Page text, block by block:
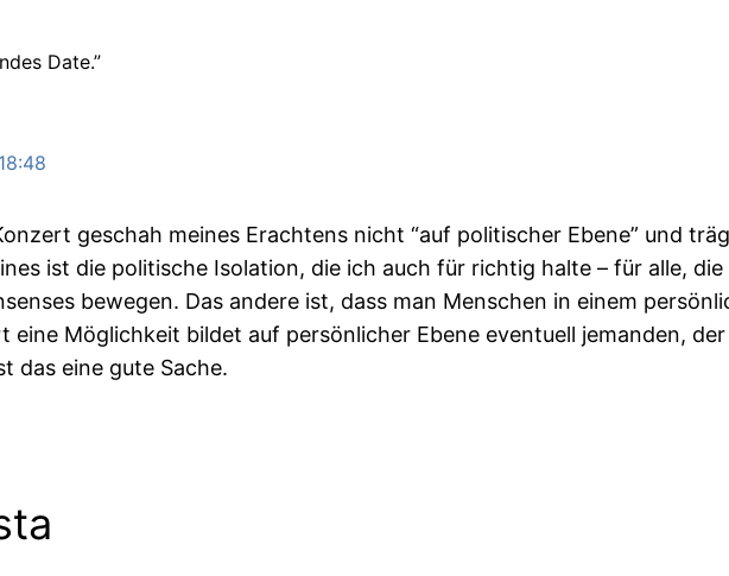
Date.”
geschah meines Erachtens nicht “auf politischer Ebene” und
ist die politische Isolation, die ich auch für richtig halte – für alle,
bewegen. Das andere ist, dass man Menschen in einem
eine Möglichkeit bildet auf persönlicher Ebene eventuell jemanden,
das eine gute Sache.